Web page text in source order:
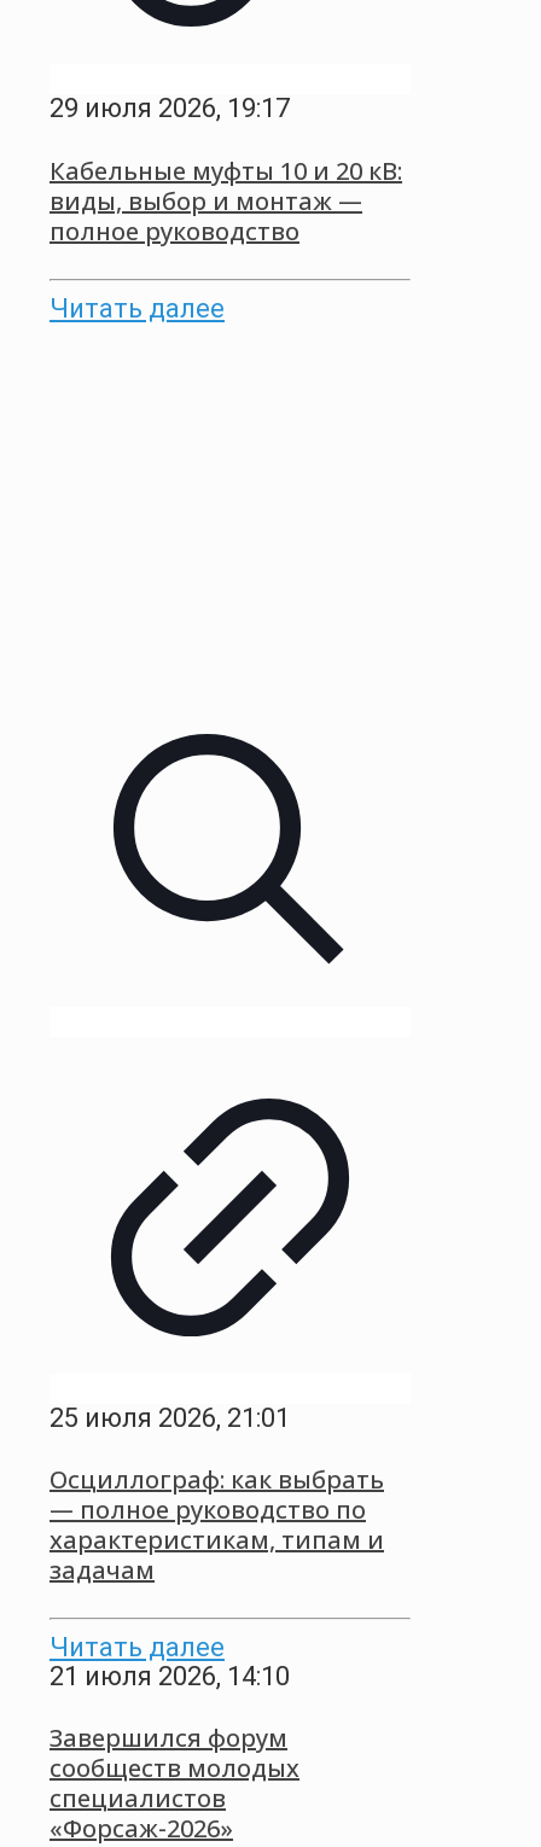
29 июля 2026, 19:17
Кабельные муфты 10 и 20 кВ:
виды, выбор и монтаж —
полное руководство
Читать далее
25 июля 2026, 21:01
Осциллограф: как выбрать
— полное руководство по
характеристикам, типам и
задачам
Читать далее
21 июля 2026, 14:10
Завершился форум
сообществ молодых
специалистов
«Форсаж-2026»